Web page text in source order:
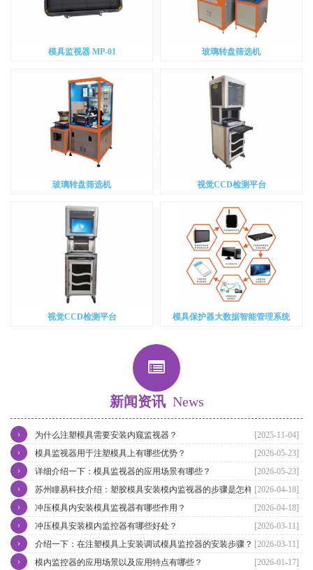
模具监视器 MP-01 玻璃转盘筛选机
玻璃转盘筛选机 视觉CCD检测平台
视觉CCD检测平台 模具保护器大数据智能管理系统
新闻资讯 News
[2025-11-04]
为什么注塑模具需要安装内窥监视器？
›
[2026-05-23]
模具监视器用于注塑模具上有哪些优势？
›
[2026-05-23]
详细介绍一下：模具监视器的应用场景有哪些？
›
[2026-04-18]
苏州瞳易科技介绍：塑胶模具安装模内监视器的步骤是怎样的？
›
[2026-04-18]
冲压模具内安装模具监视器有哪些作用？
›
[2026-03-11]
冲压模具安装模内监控器有哪些好处？
›
[2026-03-11]
介绍一下：在注塑模具上安装调试模具监控器的安装步骤？
›
[2026-01-17]
模内监控器的应用场景以及应用特点有哪些？
›